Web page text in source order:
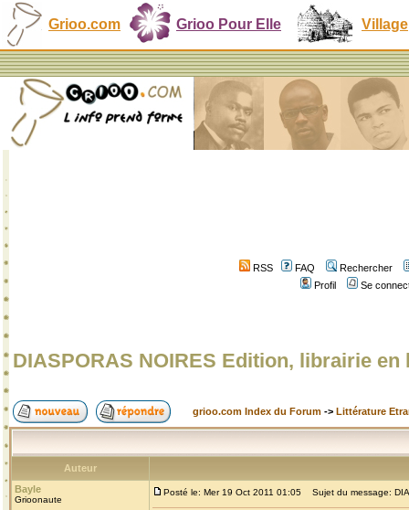
Grioo.com Grioo Pour Elle Village
RSS FAQ
Rechercher
Profil
Se
DIASPORAS NOIRES Edition, librairie en
grioo.com Index du Forum -> Littérature
Auteur
Bayle
Grioonaute
Posté le: Mer 19 Oct 2011 01:05 Sujet du message: